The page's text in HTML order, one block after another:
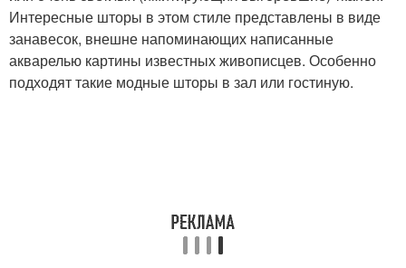
Интересные шторы в этом стиле представлены в виде
занавесок, внешне напоминающих написанные
акварелью картины известных живописцев. Особенно
подходят такие модные шторы в зал или гостиную.